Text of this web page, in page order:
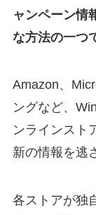
ャンペーン情
な方法の一つ
Amazon、
ングなど、
ンラインスト
新の情報を逃
各ストアが独